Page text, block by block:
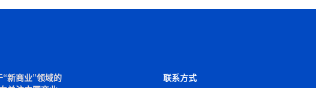
新商业”领域的
联系方式